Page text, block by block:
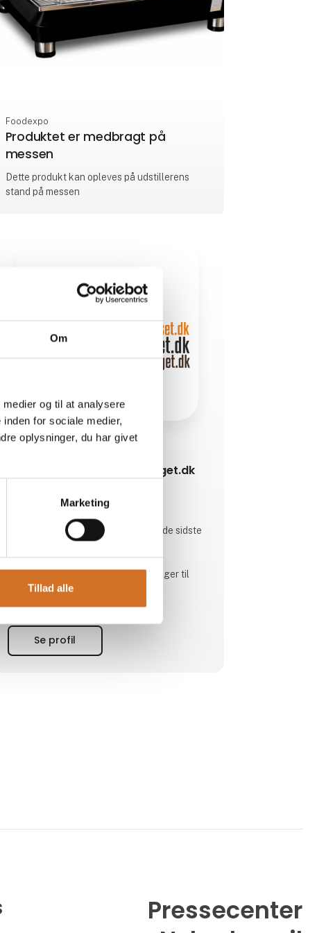
Om
og til at analysere
for sociale medier,
oplysninger, du har givet
Marketing
Tillad alle
Foodexpo
Produktet er medbragt på
messen
Dette produkt kan opleves på udstillerens
stand på messen
Friskpresset.dk / Friskbrygget.dk
Friskpresset.dk er førende indenfor
På Foodexpo 2026 præsenterer vi de sidste
nye juicepressere fra Citrocasa.
Friskbrygget.dk leverer kaffeløsninger til
horeca og virksomheder.
Se profil
Pressecenter